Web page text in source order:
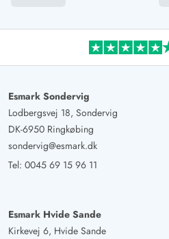
Esmark Sondervig
Lodbergsvej 18, Sondervig
DK-6950 Ringkøbing
sondervig@esmark.dk
Tel: 0045 69 15 96 11
Esmark Hvide Sande
Kirkevej 6, Hvide Sande